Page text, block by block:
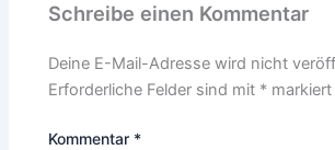
Schreibe einen Kommentar
Deine E-Mail-Adresse wird nicht
Erforderliche Felder sind mit * markiert
Kommentar *